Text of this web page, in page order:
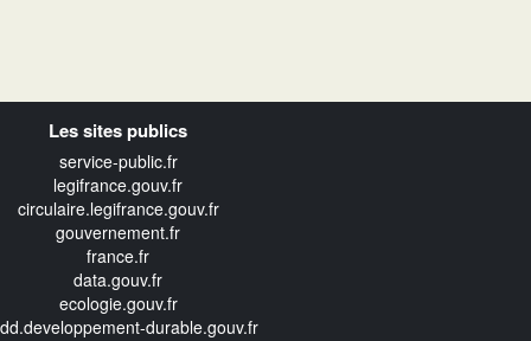
Les sites publics
service-public.fr
legifrance.gouv.fr
circulaire.legifrance.gouv.fr
gouvernement.fr
france.fr
data.gouv.fr
ecologie.gouv.fr
durable.gouv.fr